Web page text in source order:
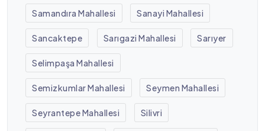
Samandıra Mahallesi Sanayi Mahallesi
Sancaktepe Sarıgazi Mahallesi Sarıyer
Selimpaşa Mahallesi
Semizkumlar Mahallesi Seymen Mahallesi
Seyrantepe Mahallesi Silivri